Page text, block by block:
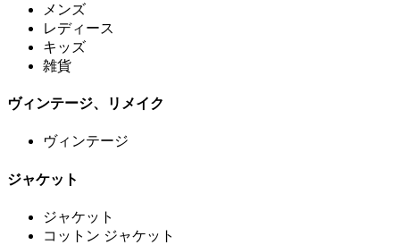
メンズ
レディース
キッズ
雑貨
ヴィンテージ、リメイク
ヴィンテージ
ジャケット
ジャケット
コットン ジャケット